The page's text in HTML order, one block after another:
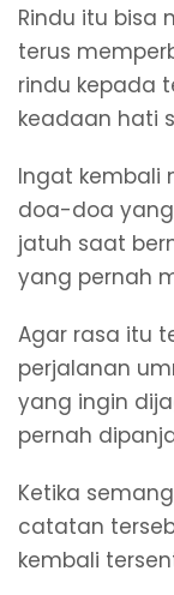
Rindu itu bisa
terus
rindu kepada
keadaan hati
Ingat kembali
doa-doa
jatuh saat
yang pernah
Agar rasa itu
perjalanan
yang ingin
pernah
Ketika
catatan
kembali